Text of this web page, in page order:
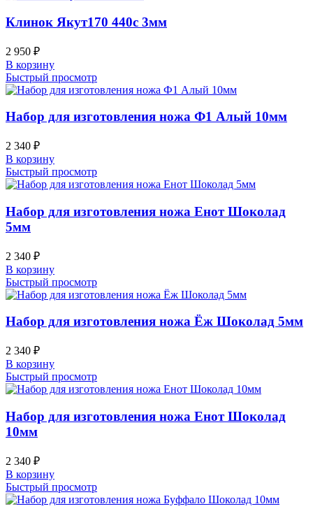
Клинок Якут170 440c 3мм
2 950 ₽
В корзину
Быстрый просмотр
Набор для изготовления ножа Ф1 Алый 10мм
2 340 ₽
В корзину
Быстрый просмотр
Набор для изготовления ножа Енот Шоколад
5мм
2 340 ₽
В корзину
Быстрый просмотр
Набор для изготовления ножа Ёж Шоколад 5мм
2 340 ₽
В корзину
Быстрый просмотр
Набор для изготовления ножа Енот Шоколад
10мм
2 340 ₽
В корзину
Быстрый просмотр